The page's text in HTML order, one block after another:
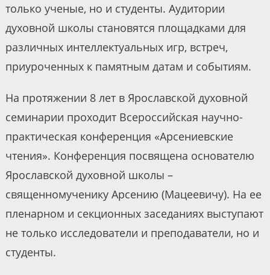
только ученые, но и студенты. Аудитории
духовной школы становятся площадками для
различных интеллектуальных игр, встреч,
приуроченных к памятным датам и событиям.
На протяжении 8 лет в Ярославской духовной
семинарии проходит Всероссийская научно-
практическая конференция «Арсениевские
чтения». Конференция посвящена основателю
Ярославской духовной школы –
священномученику Арсению (Мацеевичу). На ее
пленарном и секционных заседаниях выступают
не только исследователи и преподаватели, но и
студенты.